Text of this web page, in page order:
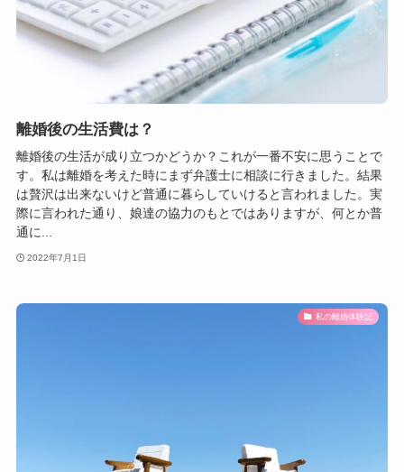
離婚後の生活費は？
離婚後の生活が成り立つかどうか？これが一番不安に思うことで
す。私は離婚を考えた時にまず弁護士に相談に行きました。結果
は贅沢は出来ないけど普通に暮らしていけると言われました。実
際に言われた通り、娘達の協力のもとではありますが、何とか普
通に...
2022年7月1日
私の離婚体験記